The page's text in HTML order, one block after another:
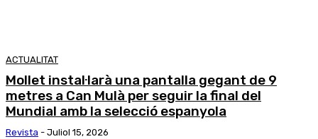
ACTUALITAT
Mollet instal·larà una pantalla gegant de 9
metres a Can Mulà per seguir la final del
Mundial amb la selecció espanyola
Revista - Juliol 15, 2026